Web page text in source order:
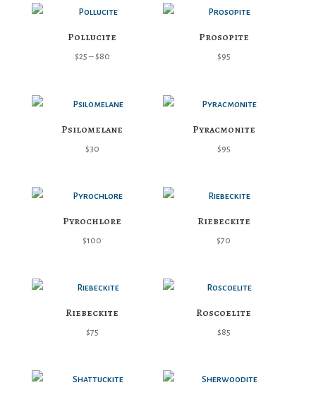
Pollucite
$25–$80Price
$80
Prosopite
$95
Psilomelane
$30
Pyracmonite
$95
Pyrochlore
$100
Riebeckite
$70
Riebeckite
$75
Roscoelite
$85